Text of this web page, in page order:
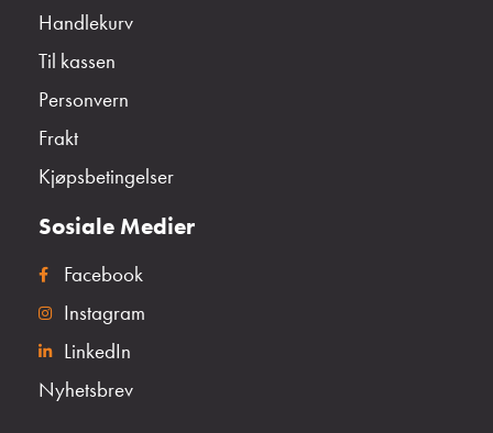
Handlekurv
Til kassen
Personvern
Frakt
Kjøpsbetingelser
Sosiale Medier
Facebook
Instagram
LinkedIn
Nyhetsbrev